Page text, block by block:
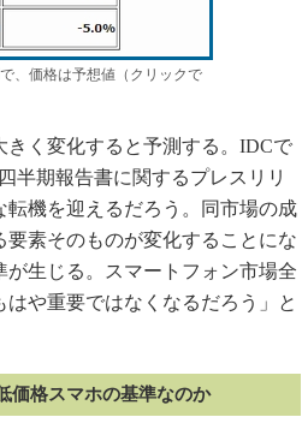
、価格は予想値（クリックで
く変化すると予測する。IDCで
半期報告書に関するプレスリリ
転機を迎えるだろう。同市場の成
素そのものが変化することにな
生じる。スマートフォン市場全
や重要ではなくなるだろう」と
価格スマホの基準なのか